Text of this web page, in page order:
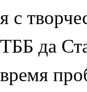
я с
ТББ да
время